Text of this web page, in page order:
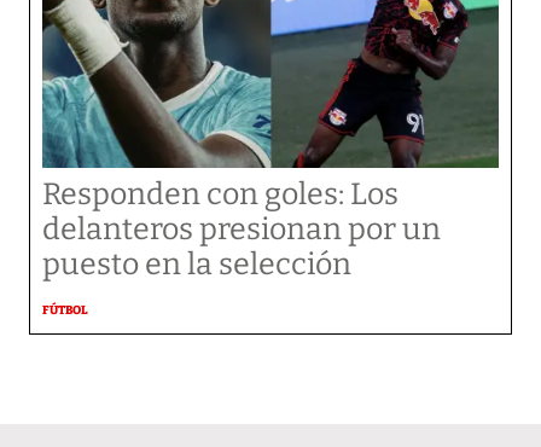
Responden con goles: Los
delanteros presionan por un
puesto en la selección
FÚTBOL